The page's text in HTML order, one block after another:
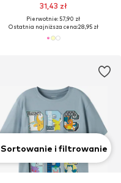
31,43 zł
Pierwotnie: 57,90 zł
Ostatnia najniższa cena:28,95 zł
Sortowanie i filtrowanie